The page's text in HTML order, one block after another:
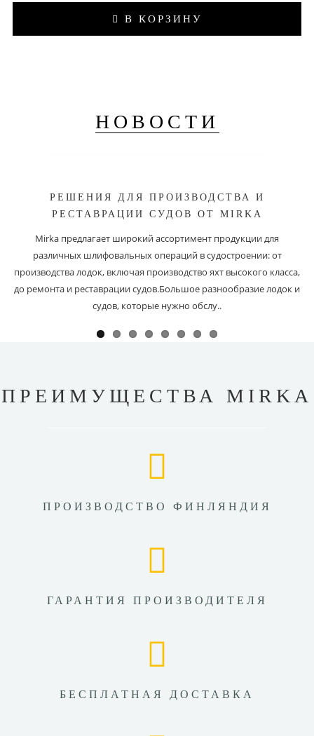
В КОРЗИНУ
НОВОСТИ
РЕШЕНИЯ ДЛЯ ПРОИЗВОДСТВА И
РЕСТАВРАЦИИ СУДОВ ОТ MIRKA
Mirka предлагает широкий ассортимент продукции для
различных шлифовальных операций в судостроении: от
производства лодок, включая производство яхт высокого класса,
до ремонта и реставрации судов.Большое разнообразие лодок и
судов, которые нужно обслу..
ПРЕИМУЩЕСТВА MIRKA
ПРОИЗВОДСТВО ФИНЛЯНДИЯ
ГАРАНТИЯ ПРОИЗВОДИТЕЛЯ
БЕСПЛАТНАЯ ДОСТАВКА